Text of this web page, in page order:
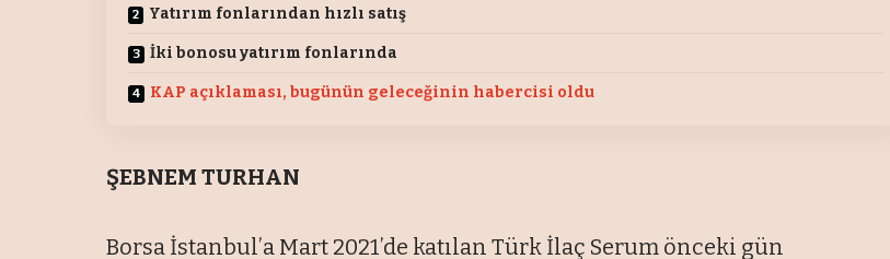
Yatırım fonlarından hızlı satış
İki bonosu yatırım fonlarında
KAP açıklaması, bugünün geleceğinin habercisi oldu
ŞEBNEM TURHAN
Borsa İstanbul’a Mart 2021’de katılan Türk İlaç Serum önceki gün